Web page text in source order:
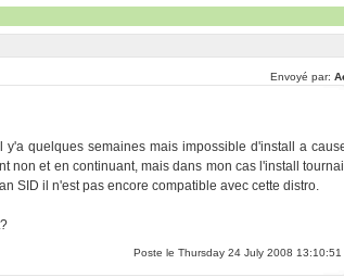
Envoyé par:
quelques semaines mais impossible d'install a
non et en continuant, mais dans mon cas l'install
SID il n'est pas encore compatible avec cette distro.
Poste le Thursday 24 July 2008 13:10:51